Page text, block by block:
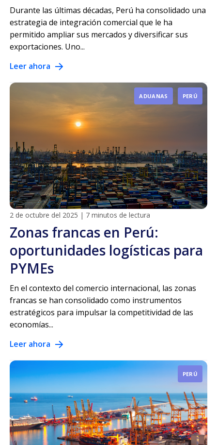
Durante las últimas décadas, Perú ha consolidado una
estrategia de integración comercial que le ha
permitido ampliar sus mercados y diversificar sus
exportaciones. Uno...
Leer ahora
ADUANAS PERÚ
2 de octubre del 2025 | 7 minutos de lectura
Zonas francas en Perú:
oportunidades logísticas para
PYMEs
En el contexto del comercio internacional, las zonas
francas se han consolidado como instrumentos
estratégicos para impulsar la competitividad de las
economías...
Leer ahora
PERÚ